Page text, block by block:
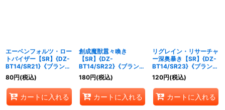
エーベンフォルツ・ロー
トバイザー【SR】{DZ-
BT14/SR21}《ブラント
ゲート》
80円(税込)
カートに入れる
創成魔獣囂々喚き
【SR】{DZ-
BT14/SR22}《ブラント
ゲート》
180円(税込)
カートに入れる
リグレイン・リサーチャ
ー深奥暴き【SR】{DZ-
BT14/SR23}《ブラント
ゲート》
120円(税込)
カートに入れる